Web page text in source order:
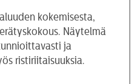
kokemisesta,
Näytelmä
ja
ristiriitaisuuksia.